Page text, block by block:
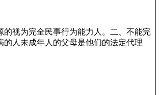
的视为完全民事行为能力人。二、不能完
人未成年人的父母是他们的法定代理